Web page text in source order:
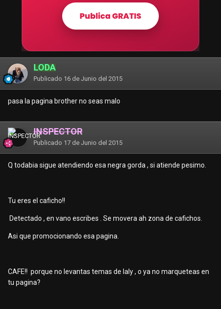
LODA
Publicado 16 de Junio del 2015
pasa la pagina brother no seas malo
INSPECTOR
Publicado 17 de Junio del 2015
Q todabia sigue atendiendo esa negra gorda , si atiende pesimo.
Tu eres el caficho!!
Detectado , en vano escribes . Se movera ah zona de cafichos.
Asi que promocionando esa pagina.
CAFE!! porque no levantas temas de laly , o ya no marqueteas en
tu pagina?